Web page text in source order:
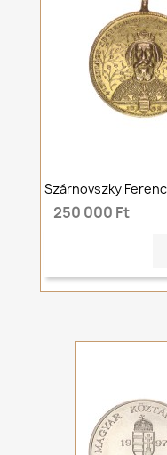
Szárnovszky
250 000 Ft